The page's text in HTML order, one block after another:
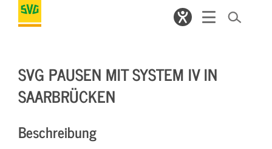
SVG PAUSEN MIT SYSTEM IV IN
SAARBRÜCKEN
Beschreibung